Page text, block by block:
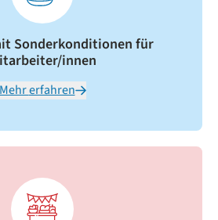
Sonderkonditionen für
innen
Mehr erfahren